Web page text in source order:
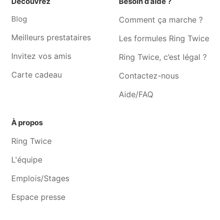
Chênee
Angleur
Toilettage pour chien Fléron
Toilettage pour chien Vaux-
Embourg
Toilettage pour chien
Soumagne
Toilettage pour chien
Toilettage pour chien
Toilettage pour chien
Dalhem
Blog
Meilleurs prestataires
Invitez vos amis
Carte cadeau
Comment ça marche ?
Les formules Ring Twice
Ring Twice, c’est légal ?
Contactez-nous
Aide/FAQ
À propos
Ring Twice
L'équipe
Emplois/Stages
Espace presse